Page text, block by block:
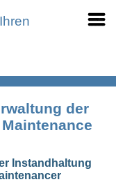
der
Instandhaltung